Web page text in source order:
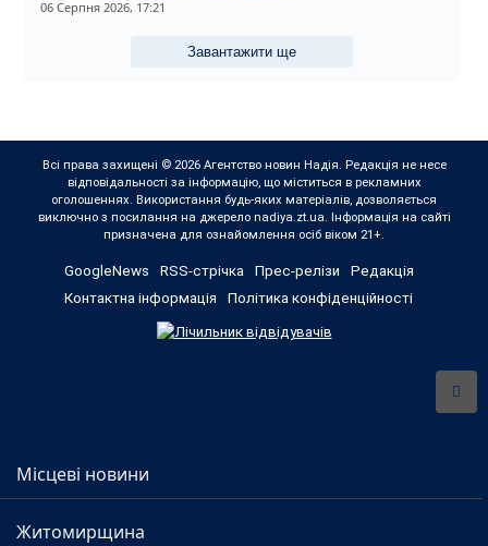
06 Серпня 2026, 17:21
Завантажити ще
Всі права захищені © 2026 Агентство новин Надія. Редакція не несе
відповідальності за інформацію, що міститься в рекламних
оголошеннях. Використання будь-яких матеріалів, дозволяється
виключно з посилання на джерело nadiya.zt.ua. Інформація на сайті
призначена для ознайомлення осіб віком 21+.
GoogleNews RSS-стрічка Прес-релізи
Редакція
Контактна інформація
Політика конфіденційності
Місцеві новини
Житомирщина